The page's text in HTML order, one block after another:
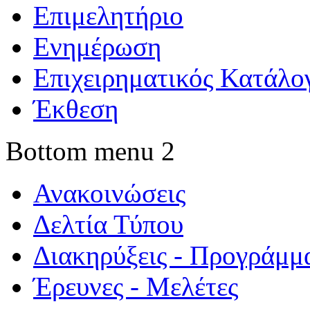
Επιμελητήριο
Ενημέρωση
Επιχειρηματικός
Έκθεση
Bottom menu 2
Ανακοινώσεις
Δελτία Τύπου
Διακηρύξεις -
Έρευνες - Μελέτες